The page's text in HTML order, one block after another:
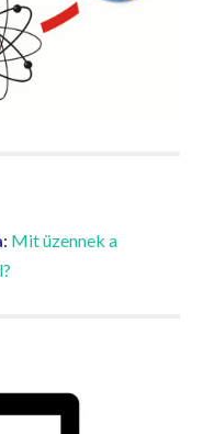
: Mit üzennek a